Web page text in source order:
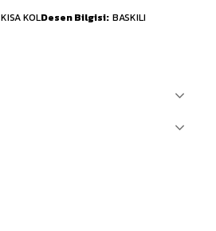
KISA KOLDesen Bilgisi BASKILI